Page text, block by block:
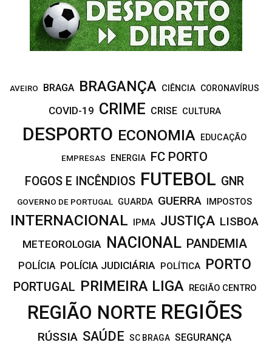
AVEIRO BRAGA BRAGANÇA CIÊNCIA CORONAVÍRUS
COVID-19 CRIME CRISE CULTURA
DESPORTO ECONOMIA EDUCAÇÃO
EMPRESAS ENERGIA FC PORTO
FOGOS E INCÊNDIOS FUTEBOL GNR
GOVERNO DE PORTUGAL GUARDA GUERRA IMPOSTOS
INTERNACIONAL IPMA JUSTIÇA LISBOA
METEOROLOGIA NACIONAL PANDEMIA
POLÍCIA POLÍCIA JUDICIÁRIA POLÍTICA PORTO
PORTUGAL PRIMEIRA LIGA REGIÃO CENTRO
REGIÃO NORTE REGIÕES
RÚSSIA SAÚDE SC BRAGA SEGURANÇA